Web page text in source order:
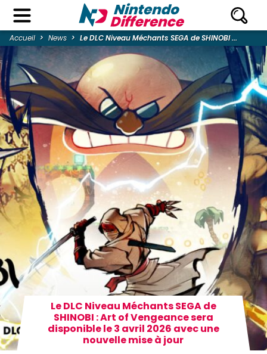
Accueil News Le DLC Niveau Méchants SEGA de SHINOBI ...
Le DLC Niveau Méchants SEGA de
SHINOBI : Art of Vengeance sera
disponible le 3 avril 2026 avec une
nouvelle mise à jour